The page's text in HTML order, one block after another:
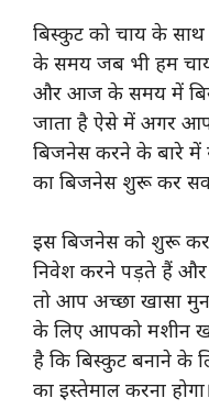
बिस्कुट को चाय के
के समय जब भी हम
और आज के समय में
जाता है ऐसे में अगर
बिजनेस करने के बारे में
का बिजनेस शुरू कर
इस बिजनेस को शुरू
निवेश करने पड़ते हैं और
तो आप अच्छा खासा
के लिए आपको मशीन
है कि बिस्कुट बनाने के
का इस्तेमाल करना होगा।